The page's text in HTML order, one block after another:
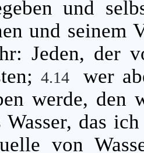
und
und seinem
Jeden, der
4.14
wer
werde, den
Wasser, das
von